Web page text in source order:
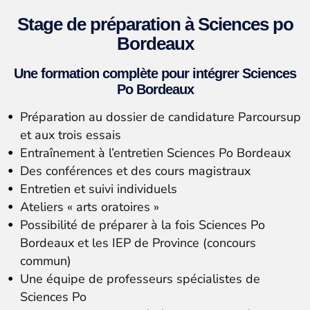
Stage de préparation à Sciences po
Bordeaux
Une formation complète pour intégrer Sciences
Po Bordeaux
Préparation au dossier de candidature Parcoursup
et aux trois essais
Entraînement à l’entretien Sciences Po Bordeaux
Des conférences et des cours magistraux
Entretien et suivi individuels
Ateliers « arts oratoires »
Possibilité de préparer à la fois Sciences Po
Bordeaux et les IEP de Province (concours
commun)
Une équipe de professeurs spécialistes de
Sciences Po